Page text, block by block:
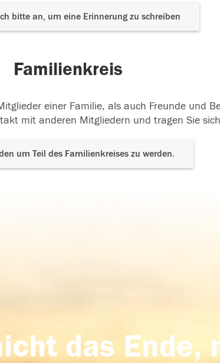
bitte an, um eine Erinnerung zu schreiben
Familienkreis
einer Familie, als auch Freunde und
mit anderen Mitgliedern und tragen Sie
um Teil des Familienkreises zu werden.
das Ende,